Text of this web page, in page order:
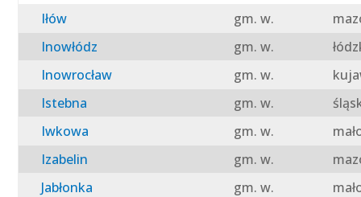
Iłów
gm. w.
Inowłódz
gm. w.
Inowrocław
gm. w.
Istebna
gm. w.
Iwkowa
gm. w.
Izabelin
gm. w.
Jabłonka
gm. w.